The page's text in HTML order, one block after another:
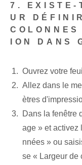
7. EXISTE-
UR
ION DANS
Ouvrez votre
Allez dans le
ètres
Dans la fenêtre
age » et activez
nnées » ou
se « Largeur de